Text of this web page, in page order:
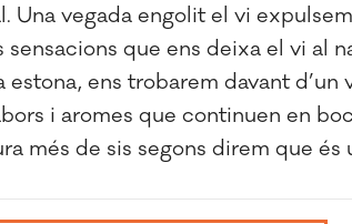
Una vegada engolit el vi
que ens deixa el vi al
ens trobarem davant d’un
i aromes que continuen en
més de sis segons direm que és